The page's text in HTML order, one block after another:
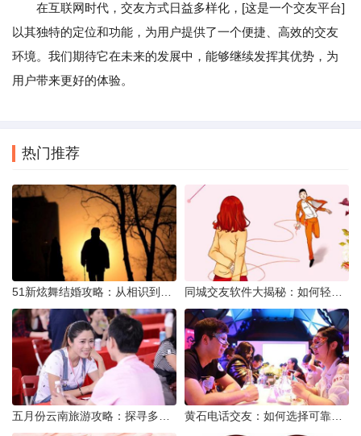
在互联网时代，交友方式日益多样化，[这是一个交友平台]
以其独特的定位和功能，为用户提供了一个便捷、高效的交友
环境。我们期待它在未来的发展中，能够继续发挥其优势，为
用户带来更好的体验。
热门推荐